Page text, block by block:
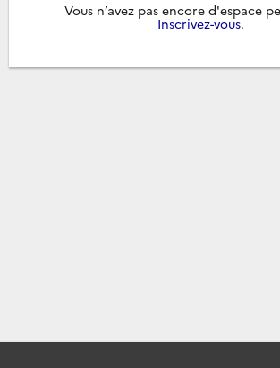
Vous n’avez pas encore d'espace
Inscrivez-vous.